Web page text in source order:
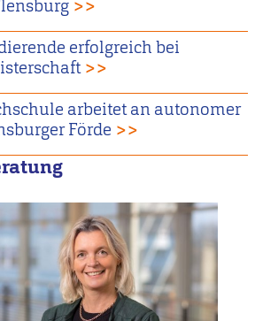
>>
erfolgreich bei
>>
arbeitet an autonomer
Förde >>